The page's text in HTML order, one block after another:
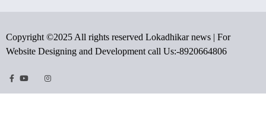
Copyright ©2025 All rights reserved Lokadhikar news | For
Website Designing and Development call Us:-8920664806
Facebook
Youtube
TwitterInstragram